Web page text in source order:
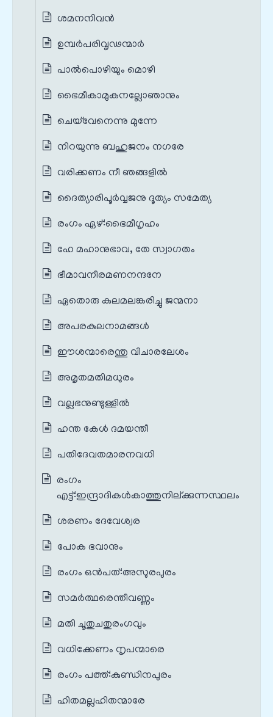
ശമനനിവൻ
ഉമ്പർപരിവൃഢന്മാർ
പാൽപൊഴിയും മൊഴി
ഭൈമീകാമുകനല്ലോഞാനും
ചെയ്‌വേനെന്നു മുന്നേ
നിറയുന്നു ബഹുജനം നഗരേ
വരിക്കണം നീ ഞങ്ങളിൽ
ദൈത്യാരിപൂർവ്വജനു ദൂത്യം സമേത്യ
രംഗം ഏഴ്‌:ഭൈമീഗൃഹം
ഹേ മഹാനുഭാവ, തേ സ്വാഗതം
ഭീമാവനീരമണനന്ദനേ
ഏതൊരു കുലമലങ്കരിച്ചു ജന്മനാ
അപരകുലനാമങ്ങൾ
ഈശന്മാരെന്തു വിചാരലേശം
അമൃതമതിമധുരം
വല്ലഭനുണ്ടുള്ളിൽ
ഹന്ത കേൾ ദമയന്തീ
പതിദേവതമാരനവധി
രംഗം
എട്ട്‌:ഇന്ദ്രാദികൾകാത്തുനില്ക്കുന്നസ്ഥലം
ശരണം ദേവേശ്വര
പോക ഭവാനും
രംഗം ഒൻപത്‌:അസുരപുരം
സമർത്ഥരെന്തീവണ്ണം
മതി ചൂതുചതുരംഗവും
വധിക്കേണം നൃപന്മാരെ
രംഗം പത്ത്‌:കുണ്ഡിനപുരം
ഹിതമല്ലഹിതന്മാരേ